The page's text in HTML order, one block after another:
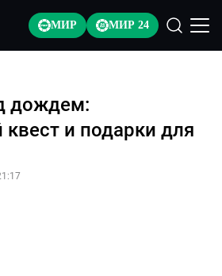
МИР МИР 24
дождем:
и подарки для